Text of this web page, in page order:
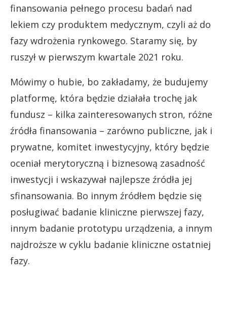
finansowania pełnego procesu badań nad
lekiem czy produktem medycznym, czyli aż do
fazy wdrożenia rynkowego. Staramy się, by
ruszył w pierwszym kwartale 2021 roku.
Mówimy o hubie, bo zakładamy, że budujemy
platformę, która będzie działała trochę jak
fundusz – kilka zainteresowanych stron, różne
źródła finansowania – zarówno publiczne, jak i
prywatne, komitet inwestycyjny, który będzie
oceniał merytoryczną i biznesową zasadność
inwestycji i wskazywał najlepsze źródła jej
sfinansowania. Bo innym źródłem będzie się
posługiwać badanie kliniczne pierwszej fazy,
innym badanie prototypu urządzenia, a innym
najdroższe w cyklu badanie kliniczne ostatniej
fazy.